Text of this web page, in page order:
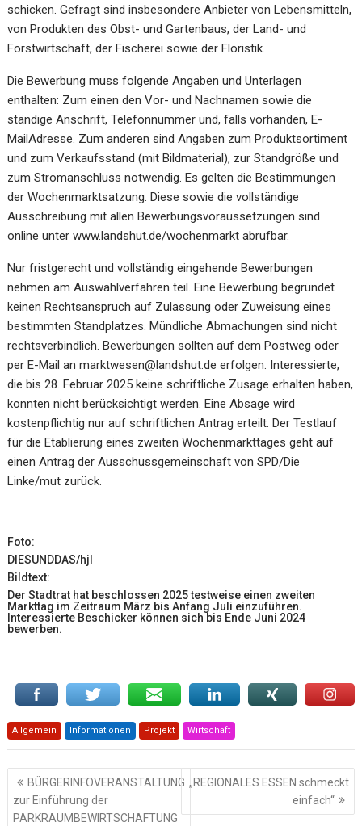
schicken. Gefragt sind insbesondere Anbieter von Lebensmitteln,
von Produkten des Obst- und Gartenbaus, der Land- und
Forstwirtschaft, der Fischerei sowie der Floristik.
Die Bewerbung muss folgende Angaben und Unterlagen
enthalten: Zum einen den Vor- und Nachnamen sowie die
ständige Anschrift, Telefonnummer und, falls vorhanden, E-
MailAdresse. Zum anderen sind Angaben zum Produktsortiment
und zum Verkaufsstand (mit Bildmaterial), zur Standgröße und
zum Stromanschluss notwendig. Es gelten die Bestimmungen
der Wochenmarktsatzung. Diese sowie die vollständige
Ausschreibung mit allen Bewerbungsvoraussetzungen sind
online unterwww.landshut.de/wochenmarkt abrufbar.
Nur fristgerecht und vollständig eingehende Bewerbungen
nehmen am Auswahlverfahren teil. Eine Bewerbung begründet
keinen Rechtsanspruch auf Zulassung oder Zuweisung eines
bestimmten Standplatzes. Mündliche Abmachungen sind nicht
rechtsverbindlich. Bewerbungen sollten auf dem Postweg oder
per E-Mail an marktwesen@landshut.de erfolgen. Interessierte,
die bis 28. Februar 2025 keine schriftliche Zusage erhalten haben,
konnten nicht berücksichtigt werden. Eine Absage wird
kostenpflichtig nur auf schriftlichen Antrag erteilt. Der Testlauf
für die Etablierung eines zweiten Wochenmarkttages geht auf
einen Antrag der Ausschussgemeinschaft von SPD/Die
Linke/mut zurück.
Foto:
DIESUNDDAS/hjl
Bildtext:
Der Stadtrat hat beschlossen 2025 testweise einen zweiten
Markttag im Zeitraum März bis Anfang Juli einzuführen.
Interessierte Beschicker können sich bis Ende Juni 2024
bewerben.
Allgemein Informationen Projekt Wirtschaft
Beitragsnavigation
BÜRGERINFOVERANSTALTUNG
zur Einführung der
PARKRAUMBEWIRTSCHAFTUNG
„REGIONALES ESSEN schmeckt
einfach“